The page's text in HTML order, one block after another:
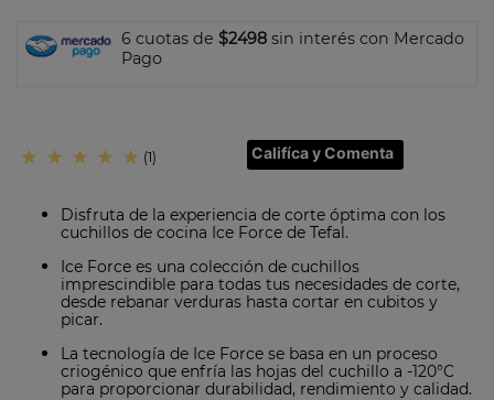
6 cuotas de $2498 sin interés con Mercado
Pago
★ ★ ★ ★ ★ (1) Califíca y Comenta
Disfruta de la experiencia de corte óptima con los
cuchillos de cocina Ice Force de Tefal.
Ice Force es una colección de cuchillos
imprescindible para todas tus necesidades de corte,
desde rebanar verduras hasta cortar en cubitos y
picar.
La tecnología de Ice Force se basa en un proceso
criogénico que enfría las hojas del cuchillo a -120°C
para proporcionar durabilidad, rendimiento y calidad.